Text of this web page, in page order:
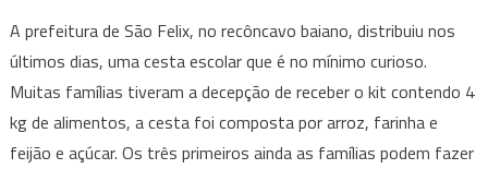
A prefeitura de São Felix, no recôncavo baiano, distribuiu nos
últimos dias, uma cesta escolar que é no mínimo curioso.
Muitas famílias tiveram a decepção de receber o kit contendo 4
kg de alimentos, a cesta foi composta por arroz, farinha e
feijão e açúcar. Os três primeiros ainda as famílias podem fazer